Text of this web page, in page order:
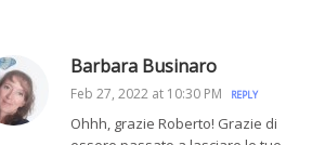
Barbara Businaro
Feb 27, 2022 at 10:30 PM REPLY
Ohhh, grazie Roberto! Grazie di